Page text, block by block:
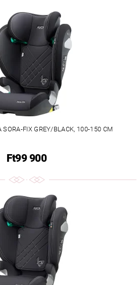
SORA-FIX GREY/BLACK, 100-150 CM
Ft99 900